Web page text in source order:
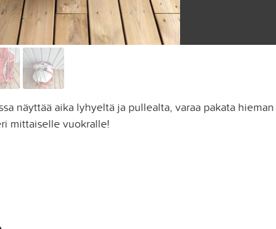
näyttää aika lyhyeltä ja pullealta, varaa pakata hieman
mittaiselle vuokralle!